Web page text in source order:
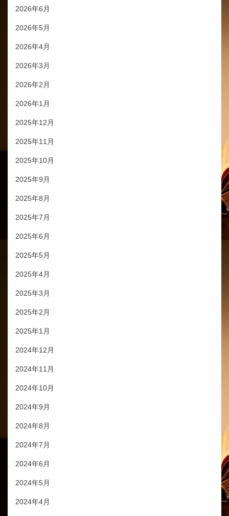
2026年6月
2026年5月
2026年4月
2026年3月
2026年2月
2026年1月
2025年12月
2025年11月
2025年10月
2025年9月
2025年8月
2025年7月
2025年6月
2025年5月
2025年4月
2025年3月
2025年2月
2025年1月
2024年12月
2024年11月
2024年10月
2024年9月
2024年8月
2024年7月
2024年6月
2024年5月
2024年4月